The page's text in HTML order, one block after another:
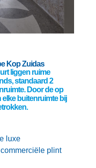
Kop Zuidas
liggen ruime
standaard 2
Door de op
buitenruimte bij
luxe
plint